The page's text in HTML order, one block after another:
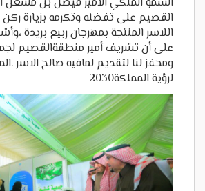
القصيم على تفضله وتكرمه بزيارة
اللاسر المنتجة بمهرجان ربيع بريدة
على أن تشريف أمير منطقةالقصيم
ومحفز لنا لتقديم لمافيه صالح الاسر
لرؤية المملكة2030